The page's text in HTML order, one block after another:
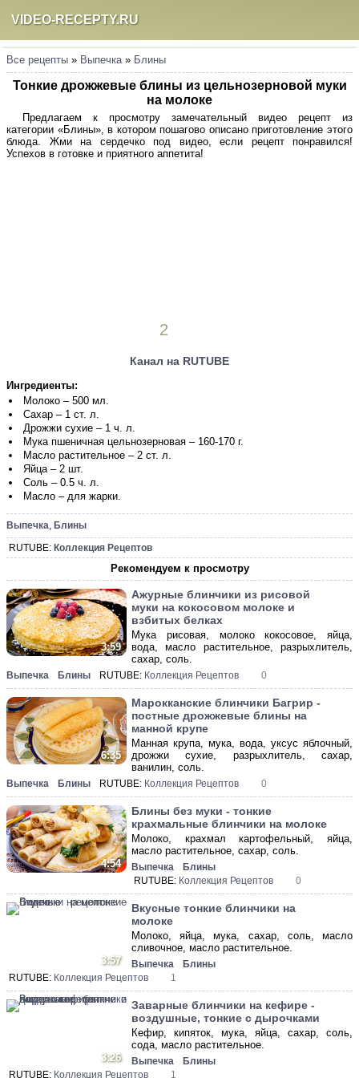
VIDEO-RECEPTY.RU
Все рецепты » Выпечка» Блины
Тонкие дрожжевые блины из цельнозерновой муки
на молоке
Предлагаем к просмотру замечательный видео рецепт из
категории «Блины», в котором пошагово описано приготовление этого
блюда. Жми на сердечко под видео, если рецепт понравился!
Успехов в готовке и приятного аппетита!
2
Канал на RUTUBE
Ингредиенты:
Молоко – 500 мл.
Сахар – 1 ст. л.
Дрожжи сухие – 1 ч. л.
Мука пшеничная цельнозерновая – 160-170 г.
Масло растительное – 2 ст. л.
Яйца – 2 шт.
Соль – 0.5 ч. л.
Масло – для жарки.
Выпечка, Блины
RUTUBE: Коллекция Рецептов
Рекомендуем к просмотру
3:59
Ажурные блинчики из рисовой
муки на кокосовом молоке и
взбитых белках
Мука рисовая, молоко кокосовое, яйца,
вода, масло растительное, разрыхлитель,
сахар, соль.
Выпечка Блины RUTUBE: Коллекция Рецептов 0
6:35
Марокканские блинчики Багрир -
постные дрожжевые блины на
манной крупе
Манная крупа, мука, вода, уксус яблочный,
дрожжи сухие, разрыхлитель, сахар,
ванилин, соль.
Выпечка Блины RUTUBE: Коллекция Рецептов 0
4:54
Блины без муки - тонкие
крахмальные блинчики на молоке
Молоко, крахмал картофельный, яйца,
масло растительное, сахар, соль.
Выпечка
Блины
RUTUBE: Коллекция Рецептов 0
3:57
Вкусные тонкие блинчики на
молоке
Молоко, яйца, мука, сахар, соль, масло
сливочное, масло растительное.
Выпечка
Блины
RUTUBE: Коллекция Рецептов 1
3:26
Заварные блинчики на кефире -
воздушные, тонкие с дырочками
Кефир, кипяток, мука, яйца, сахар, соль,
сода, масло растительное.
Выпечка
Блины
RUTUBE: Коллекция Рецептов 1